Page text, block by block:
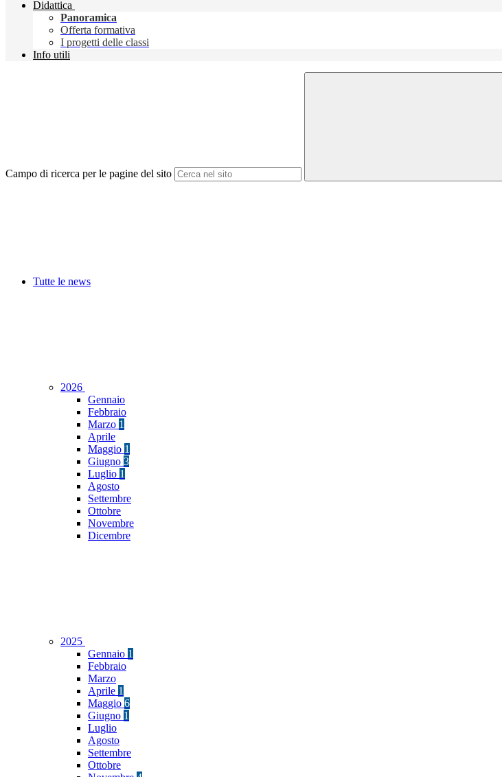
Didattica
Panoramica
Offerta formativa
I progetti delle classi
Info utili
Campo di ricerca per le pagine del sito
Tutte le news
2026
Gennaio
Febbraio
Marzo 1
Aprile
Maggio 1
Giugno 3
Luglio 1
Agosto
Settembre
Ottobre
Novembre
Dicembre
2025
Gennaio 1
Febbraio
Marzo
Aprile 1
Maggio 6
Giugno 1
Luglio
Agosto
Settembre
Ottobre